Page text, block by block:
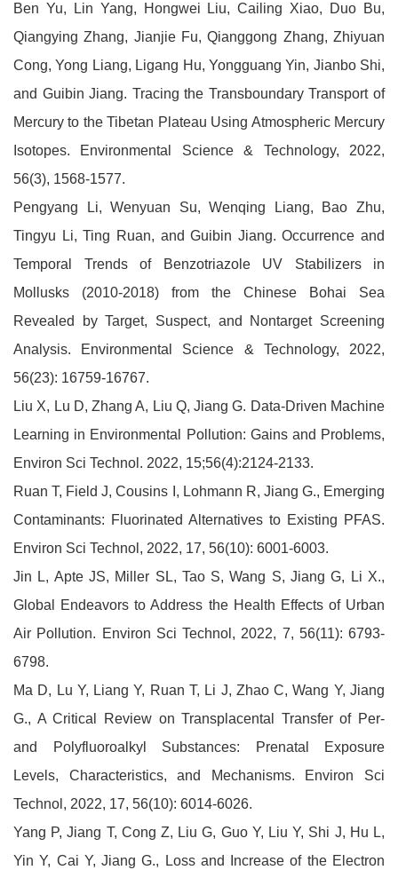
Ben Yu, Lin Yang, Hongwei Liu, Cailing Xiao, Duo Bu,
Qiangying Zhang, Jianjie Fu, Qianggong Zhang, Zhiyuan
Cong, Yong Liang, Ligang Hu, Yongguang Yin, Jianbo Shi,
and Guibin Jiang. Tracing the Transboundary Transport of
Mercury to the Tibetan Plateau Using Atmospheric Mercury
Isotopes. Environmental Science & Technology, 2022,
56(3), 1568-1577.
Pengyang Li, Wenyuan Su, Wenqing Liang, Bao Zhu,
Tingyu Li, Ting Ruan, and Guibin Jiang. Occurrence and
Temporal Trends of Benzotriazole UV Stabilizers in
Mollusks (2010-2018) from the Chinese Bohai Sea
Revealed by Target, Suspect, and Nontarget Screening
Analysis. Environmental Science & Technology, 2022,
56(23): 16759-16767.
Liu X, Lu D, Zhang A, Liu Q, Jiang G. Data-Driven Machine
Learning in Environmental Pollution: Gains and Problems,
Environ Sci Technol. 2022, 15;56(4):2124-2133.
Ruan T, Field J, Cousins I, Lohmann R, Jiang G., Emerging
Contaminants: Fluorinated Alternatives to Existing PFAS.
Environ Sci Technol, 2022, 17, 56(10): 6001-6003.
Jin L, Apte JS, Miller SL, Tao S, Wang S, Jiang G, Li X.,
Global Endeavors to Address the Health Effects of Urban
Air Pollution. Environ Sci Technol, 2022, 7, 56(11): 6793-
6798.
Ma D, Lu Y, Liang Y, Ruan T, Li J, Zhao C, Wang Y, Jiang
G., A Critical Review on Transplacental Transfer of Per-
and Polyfluoroalkyl Substances: Prenatal Exposure
Levels, Characteristics, and Mechanisms. Environ Sci
Technol, 2022, 17, 56(10): 6014-6026.
Yang P, Jiang T, Cong Z, Liu G, Guo Y, Liu Y, Shi J, Hu L,
Yin Y, Cai Y, Jiang G., Loss and Increase of the Electron